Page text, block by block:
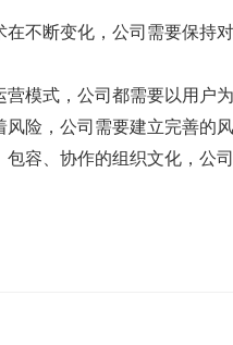
在不断变化，公司需要保持
模式，公司都需要以用户
险，公司需要建立完善的
容、协作的组织文化，公